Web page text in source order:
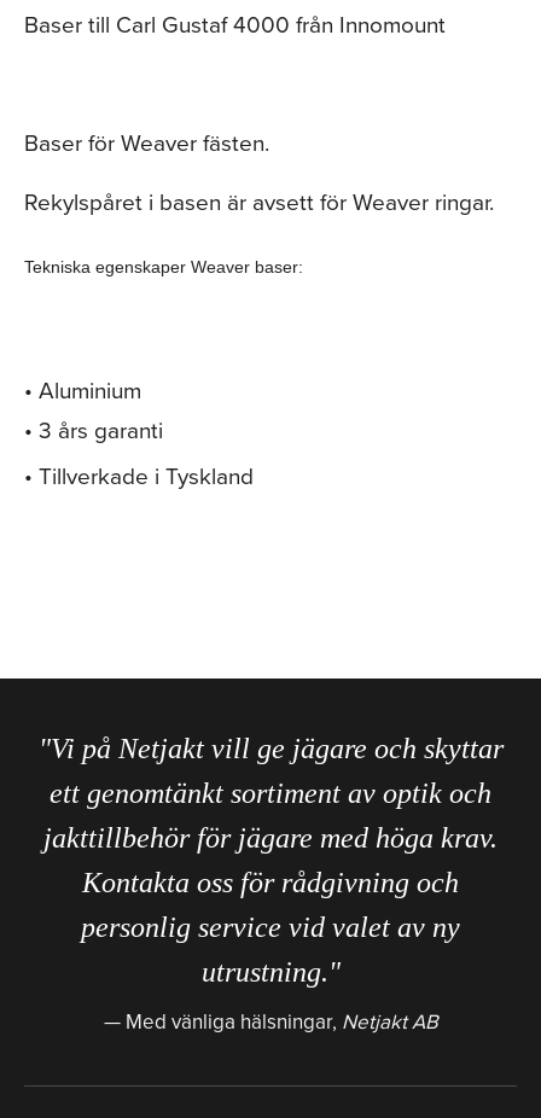
Baser till Carl Gustaf 4000 från Innomount
Baser för Weaver fästen.
Rekylspåret i basen är avsett för Weaver ringar.
Tekniska egenskaper Weaver baser:
• Aluminium
• 3 års garanti
• Tillverkade i Tyskland
"Vi på Netjakt vill ge jägare och skyttar
ett genomtänkt sortiment av optik och
jakttillbehör för jägare med höga krav.
Kontakta oss för rådgivning och
personlig service vid valet av ny
utrustning."
Med vänliga hälsningar, Netjakt AB